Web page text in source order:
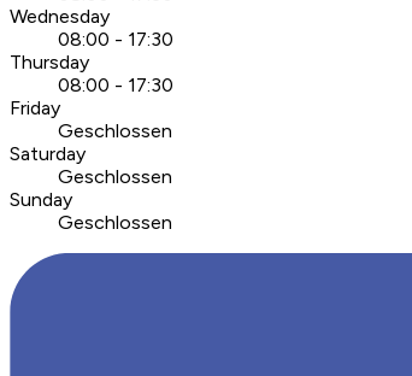
Wednesday
08:00 - 17:30
Thursday
08:00 - 17:30
Friday
Geschlossen
Saturday
Geschlossen
Sunday
Geschlossen